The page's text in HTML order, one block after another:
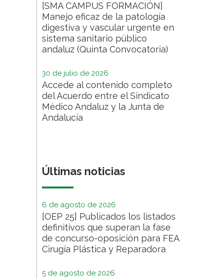
[SMA CAMPUS FORMACIÓN]
Manejo eficaz de la patología
digestiva y vascular urgente en
sistema sanitario público
andaluz (Quinta Convocatoria)
30 de julio de 2026
Accede al contenido completo
del Acuerdo entre el Sindicato
Médico Andaluz y la Junta de
Andalucía
Últimas noticias
6 de agosto de 2026
[OEP 25] Publicados los listados
definitivos que superan la fase
de concurso-oposición para FEA
Cirugía Plástica y Reparadora
5 de agosto de 2026